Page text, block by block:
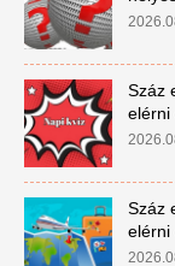
Száz
elérni
Száz
elérni